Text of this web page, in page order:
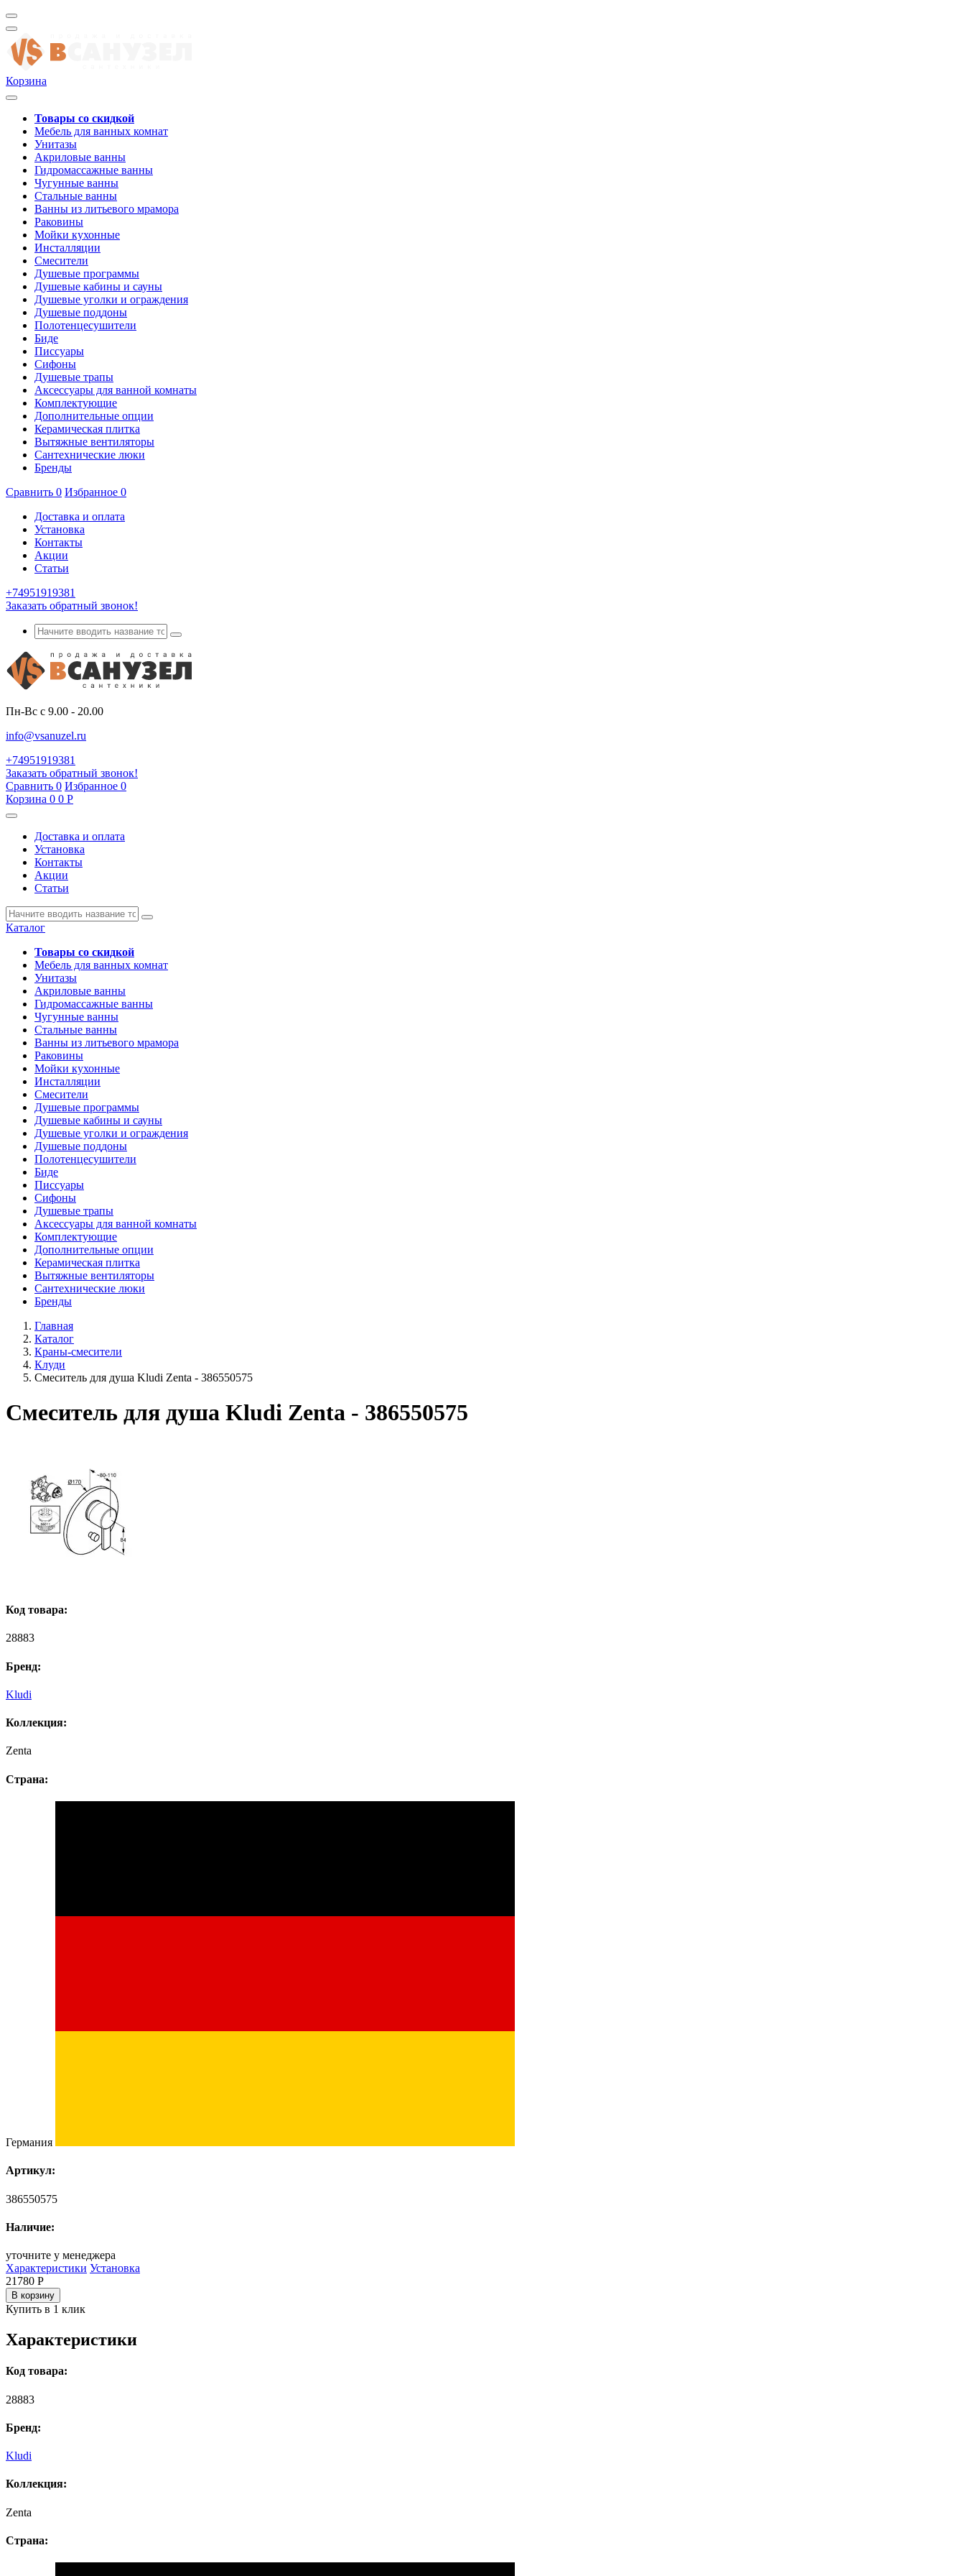
Корзина
Товары со скидкой
Мебель для ванных комнат
Унитазы
Акриловые ванны
Гидромассажные ванны
Чугунные ванны
Стальные ванны
Ванны из литьевого мрамора
Раковины
Мойки кухонные
Инсталляции
Смесители
Душевые программы
Душевые кабины и сауны
Душевые уголки и ограждения
Душевые поддоны
Полотенцесушители
Биде
Писсуары
Сифоны
Душевые трапы
Аксессуары для ванной комнаты
Комплектующие
Дополнительные опции
Керамическая плитка
Вытяжные вентиляторы
Сантехнические люки
Бренды
Сравнить 0 Избранное 0
Доставка и оплата
Установка
Контакты
Акции
Статьи
+74951919381
Заказать обратный звонок!
Пн-Вс с 9.00 - 20.00
info@vsanuzel.ru
+74951919381
Заказать обратный звонок!
Сравнить 0 Избранное 0
Корзина 0 0 Р
Доставка и оплата
Установка
Контакты
Акции
Статьи
Каталог
Товары со скидкой
Мебель для ванных комнат
Унитазы
Акриловые ванны
Гидромассажные ванны
Чугунные ванны
Стальные ванны
Ванны из литьевого мрамора
Раковины
Мойки кухонные
Инсталляции
Смесители
Душевые программы
Душевые кабины и сауны
Душевые уголки и ограждения
Душевые поддоны
Полотенцесушители
Биде
Писсуары
Сифоны
Душевые трапы
Аксессуары для ванной комнаты
Комплектующие
Дополнительные опции
Керамическая плитка
Вытяжные вентиляторы
Сантехнические люки
Бренды
Главная
Каталог
Краны-смесители
Клуди
Смеситель для душа Kludi Zenta - 386550575
Смеситель для душа Kludi Zenta - 386550575
Код товара:
28883
Бренд:
Kludi
Коллекция:
Zenta
Страна:
Германия
Артикул:
386550575
Наличие:
уточните у менеджера
Характеристики Установка
21780 Р
В корзину
Купить в 1 клик
Характеристики
Код товара:
28883
Бренд:
Kludi
Коллекция:
Zenta
Страна: